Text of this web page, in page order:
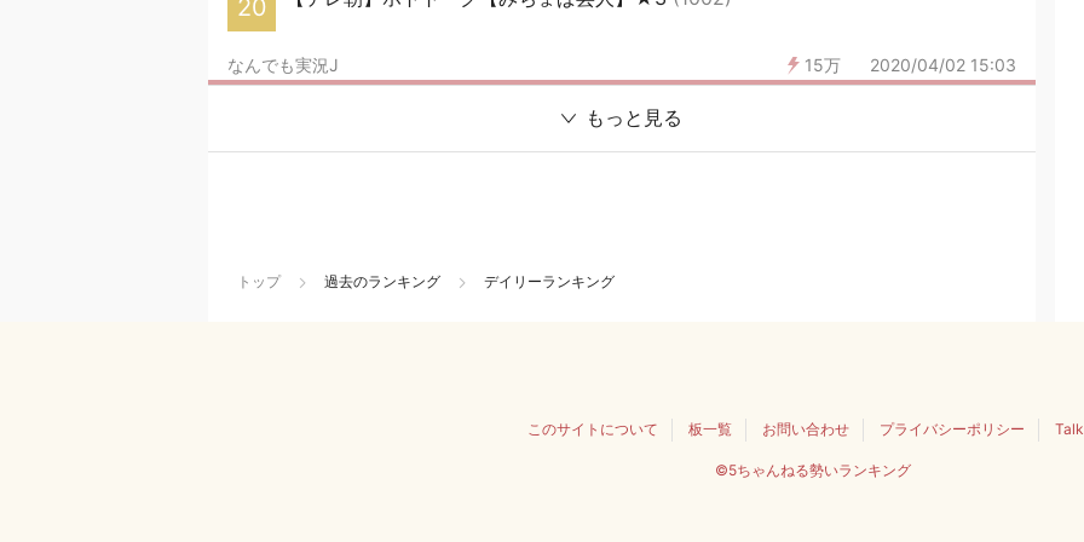
20
15万 2020/04/02 15:03
なんでも実況J
もっと見る
トップ 過去のランキング デイリーランキング
このサイトについて 板一覧 お問い合わせ プライバシーポリシー
©5ちゃんねる勢いランキング